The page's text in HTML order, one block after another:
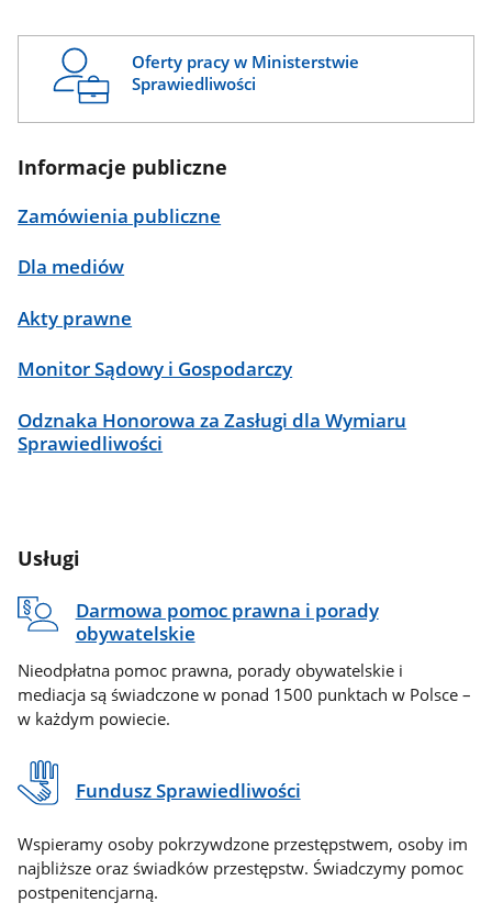
Oferty pracy w Ministerstwie
Sprawiedliwości
Informacje publiczne
Zamówienia publiczne
Dla mediów
Akty prawne
Monitor Sądowy i Gospodarczy
Odznaka Honorowa za Zasługi dla Wymiaru
Sprawiedliwości
Usługi
Darmowa pomoc prawna i porady
obywatelskie
Nieodpłatna pomoc prawna, porady obywatelskie i
mediacja są świadczone w ponad 1500 punktach w Polsce –
w każdym powiecie.
Fundusz Sprawiedliwości
Wspieramy osoby pokrzywdzone przestępstwem, osoby im
najbliższe oraz świadków przestępstw. Świadczymy pomoc
postpenitencjarną.